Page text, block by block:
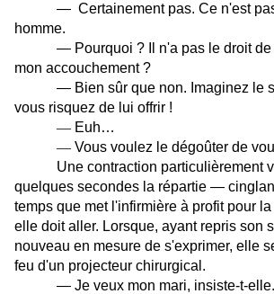
— Certainement pas. Ce n'est
homme.
— Pourquoi ? Il n'a pas le droit de
mon accouchement ?
— Bien sûr que non. Imaginez le
vous risquez de lui offrir !
— Euh…
— Vous voulez le dégoûter de
Une contraction particulièrement
quelques secondes la répartie —
temps que met l'infirmière à profit pour
elle doit aller. Lorsque, ayant repris son
nouveau en mesure de s'exprimer, elle
feu d'un projecteur chirurgical.
— Je veux mon mari, insiste-t-elle.